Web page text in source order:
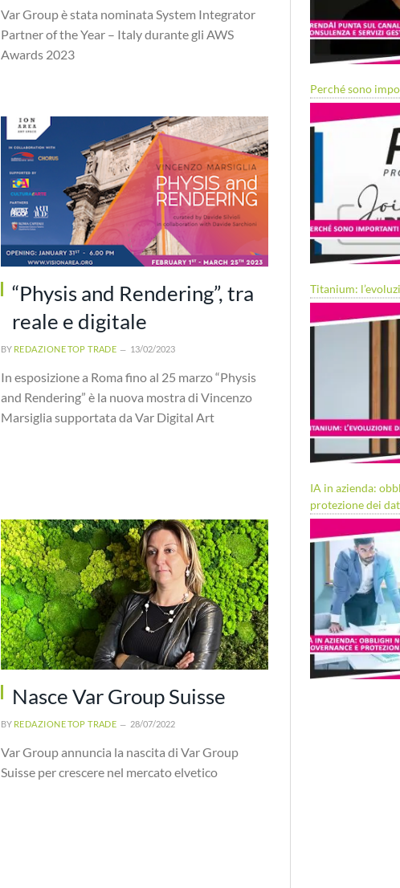
Var Group è stata nominata System Integrator
Partner of the Year – Italy durante gli AWS
Awards 2023
“Physis and Rendering”, tra
reale e digitale
BY REDAZIONE TOP TRADE 13/02/2023
In esposizione a Roma fino al 25 marzo “Physis
and Rendering” è la nuova mostra di Vincenzo
Marsiglia supportata da Var Digital Art
Nasce Var Group Suisse
BY REDAZIONE TOP TRADE 28/07/2022
Var Group annuncia la nascita di Var Group
Suisse per crescere nel mercato elvetico
Perché sono
Titanium:
IA in azienda:
protezione dei